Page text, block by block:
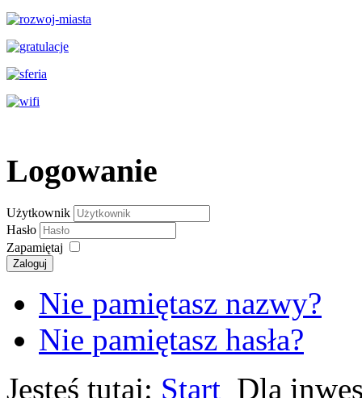
Logowanie
Użytkownik
Hasło
Zapamiętaj
Zaloguj
Nie pamiętasz nazwy?
Nie pamiętasz hasła?
Jesteś tutaj: Start Dla